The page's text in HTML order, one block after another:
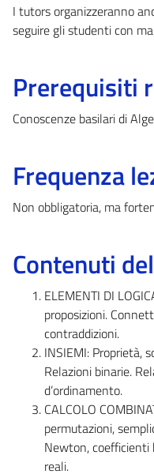
I tutors organizzeranno
seguire gli studenti con
Prerequisiti
Conoscenze basilari di
Frequenza
Non obbligatoria, ma
Contenuti
ELEMENTI DI
proposizioni.
contraddizioni.
INSIEMI: Proprietà,
Relazioni binarie.
d’ordinamento.
CALCOLO
permutazioni,
Newton, coefficienti
reali.